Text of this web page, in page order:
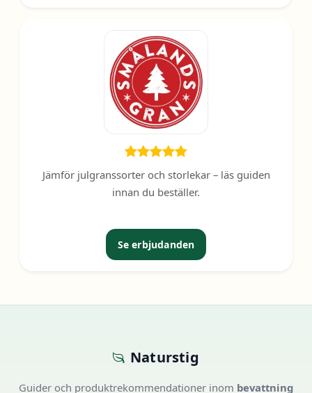
Jämför julgranssorter och storlekar – läs guiden
innan du beställer.
Se erbjudanden
Naturstig
Guider och produktrekommendationer inom bevattning